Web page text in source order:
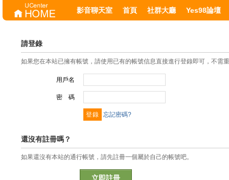
影音聊天室 首頁 社群大廳 Yes98論壇
請登錄
如果您在本站已擁有帳號，請使用已有的帳號信息直接進行登錄即可，不需
用戶名
密 碼
忘記密碼?
還沒有註冊嗎？
如果還沒有本站的通行帳號，請先註冊一個屬於自己的帳號吧。
立即註冊